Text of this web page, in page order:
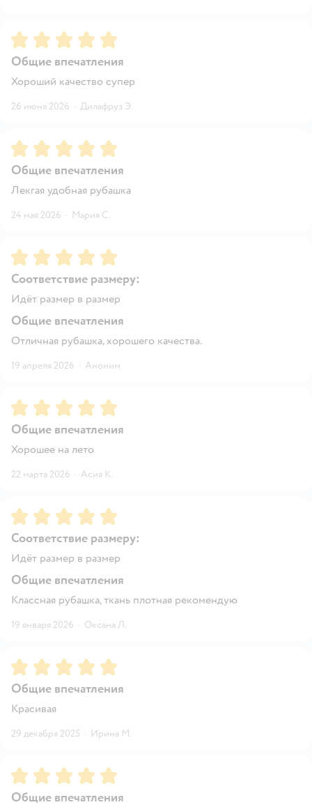
Рейтинг:5
Общие впечатления
Хороший качество супер
26 июня 2026 · Дилафруз Э.
Рейтинг:5
Общие впечатления
Лекгая удобная рубашка
24 мая 2026 · Мария С.
Рейтинг:5
Соответствие размеру:
Идёт размер в размер
Общие впечатления
Отличная рубашка, хорошего качества.
19 апреля 2026 · Аноним
Рейтинг:5
Общие впечатления
Хорошее на лето
22 марта 2026 · Асия К.
Рейтинг:5
Соответствие размеру:
Идёт размер в размер
Общие впечатления
Классная рубашка, ткань плотная рекомендую
19 января 2026 · Оксана Л.
Рейтинг:5
Общие впечатления
Красивая
29 декабря 2025 · Ирина М.
Рейтинг:5
Общие впечатления